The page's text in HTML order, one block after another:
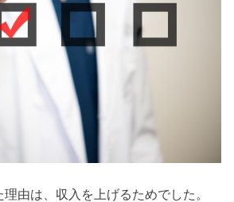
由は、収入を上げるためでした。